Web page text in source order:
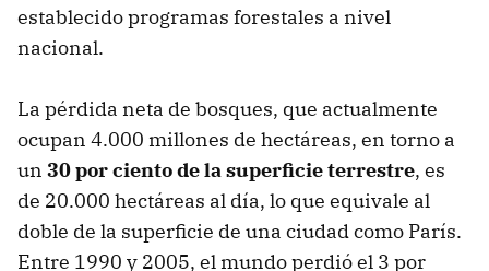
establecido programas forestales a nivel
nacional.
La pérdida neta de bosques, que actualmente
ocupan 4.000 millones de hectáreas, en torno a
un 30 por ciento de la superficie terrestre, es
de 20.000 hectáreas al día, lo que equivale al
doble de la superficie de una ciudad como París.
Entre 1990 y 2005, el mundo perdió el 3 por